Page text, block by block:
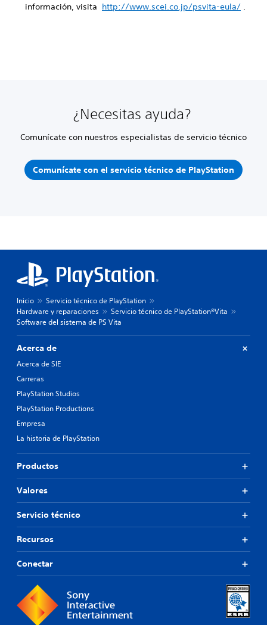
información, visita http://www.scei.co.jp/psvita-eula/ .
¿Necesitas ayuda?
Comunícate con nuestros especialistas de servicio técnico
Comunícate con el servicio técnico de PlayStation
Inicio
Servicio técnico de PlayStation
Hardware y reparaciones
Servicio técnico de PlayStation®Vita
Software del sistema de PS Vita
Acerca de
Acerca de SIE
Carreras
PlayStation Studios
PlayStation Productions
Empresa
La historia de PlayStation
Productos
Valores
Servicio técnico
Recursos
Conectar